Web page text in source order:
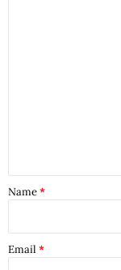
Name*
Email *